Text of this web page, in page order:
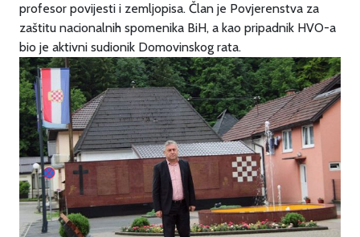
profesor povijesti i zemljopisa. Član je Povjerenstva za
zaštitu nacionalnih spomenika BiH, a kao pripadnik HVO-a
bio je aktivni sudionik Domovinskog rata.